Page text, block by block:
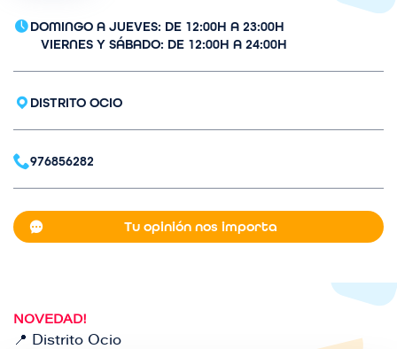
nDOMINGO A JUEVES: DE 12:00H A 23:00H
VIERNES Y SÁBADO: DE 12:00H A 24:00H
DISTRITO OCIO
976856282
Tu opinión nos importa
NOVEDAD!
📍 Distrito Ocio